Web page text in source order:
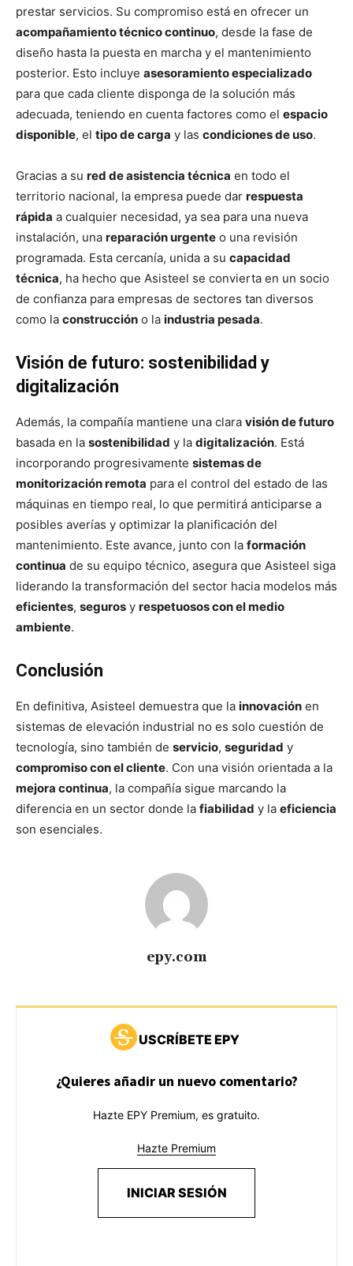
prestar servicios. Su compromiso está en ofrecer un
acompañamiento técnico continuo, desde la fase de
diseño hasta la puesta en marcha y el mantenimiento
posterior. Esto incluye asesoramiento especializado
para que cada cliente disponga de la solución más
adecuada, teniendo en cuenta factores como el espacio
disponible, el tipo de carga y las condiciones de uso.
Gracias a su red de asistencia técnica en todo el
territorio nacional, la empresa puede dar respuesta
rápida a cualquier necesidad, ya sea para una nueva
instalación, una reparación urgente o una revisión
programada. Esta cercanía, unida a su capacidad
técnica, ha hecho que Asisteel se convierta en un socio
de confianza para empresas de sectores tan diversos
como la construcción o la industria pesada.
Visión de futuro: sostenibilidad y
digitalización
Además, la compañía mantiene una clara visión de futuro
basada en la sostenibilidad y la digitalización. Está
incorporando progresivamente sistemas de
monitorización remota para el control del estado de las
máquinas en tiempo real, lo que permitirá anticiparse a
posibles averías y optimizar la planificación del
mantenimiento. Este avance, junto con la formación
continua de su equipo técnico, asegura que Asisteel siga
liderando la transformación del sector hacia modelos más
eficientes, seguros y respetuosos con el medio
ambiente.
Conclusión
En definitiva, Asisteel demuestra que la innovación en
sistemas de elevación industrial no es solo cuestión de
tecnología, sino también de servicio, seguridad y
compromiso con el cliente. Con una visión orientada a la
mejora continua, la compañía sigue marcando la
diferencia en un sector donde la fiabilidad y la eficiencia
son esenciales.
epy.com
USCRÍBETE EPY
¿Quieres añadir un nuevo comentario?
Hazte EPY Premium, es gratuito.
Hazte Premium
INICIAR SESIÓN